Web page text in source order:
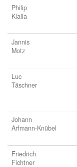
Philip
Klaila
Jannis
Motz
Luc
Täschner
Johann
Arfmann-Knübel
Friedrich
Fichtner